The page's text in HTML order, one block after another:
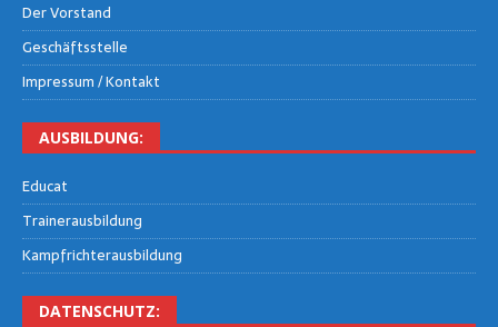
Der Vor­stand
Geschäfts­stel­le
Impres­sum / Kontakt
AUS­BIL­DUNG:
Edu­cat
Trai­ner­aus­bil­dung
Kampf­rich­ter­aus­bil­dung
DATEN­SCHUTZ: